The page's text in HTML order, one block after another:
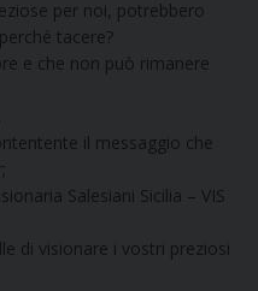
per noi, potrebbero
tacere?
e che non può rimanere
il messaggio che
Salesiani Sicilia – VIS
di visionare i vostri preziosi